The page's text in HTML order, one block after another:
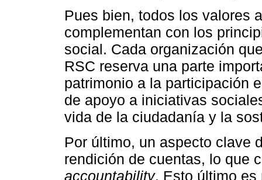
Pues bien, todos los valores
complementan con los
social. Cada organización
RSC reserva una parte
patrimonio a la participación
de apoyo a iniciativas
vida de la ciudadanía y la
Por último, un aspecto clave
rendición de cuentas, lo que
accountability. Esto último es